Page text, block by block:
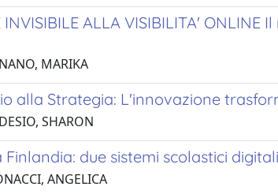
INVISIBILE ALLA VISIBILITA'
MARIKA
alla Strategia: L'innovazione
SHARON
due sistemi scolastici
ANGELICA